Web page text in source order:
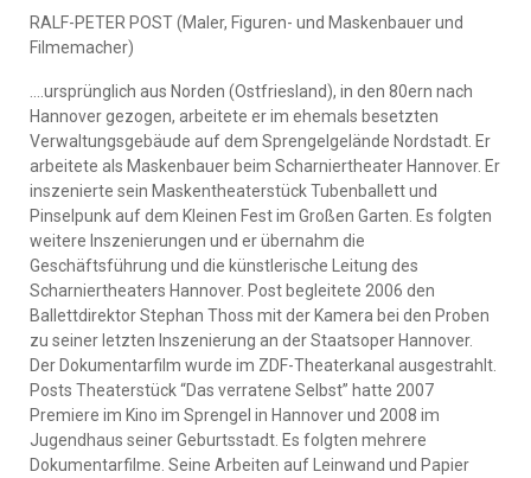
RALF-PETER POST (Maler, Figuren- und Maskenbauer und
Filmemacher)
….ursprünglich aus Norden (Ostfriesland), in den 80ern nach
Hannover gezogen, arbeitete er im ehemals besetzten
Verwaltungsgebäude auf dem Sprengelgelände Nordstadt. Er
arbeitete als Maskenbauer beim Scharniertheater Hannover. Er
inszenierte sein Maskentheaterstück Tubenballett und
Pinselpunk auf dem Kleinen Fest im Großen Garten. Es folgten
weitere Inszenierungen und er übernahm die
Geschäftsführung und die künstlerische Leitung des
Scharniertheaters Hannover. Post begleitete 2006 den
Ballettdirektor Stephan Thoss mit der Kamera bei den Proben
zu seiner letzten Inszenierung an der Staatsoper Hannover.
Der Dokumentarfilm wurde im ZDF-Theaterkanal ausgestrahlt.
Posts Theaterstück “Das verratene Selbst” hatte 2007
Premiere im Kino im Sprengel in Hannover und 2008 im
Jugendhaus seiner Geburtsstadt. Es folgten mehrere
Dokumentarfilme. Seine Arbeiten auf Leinwand und Papier